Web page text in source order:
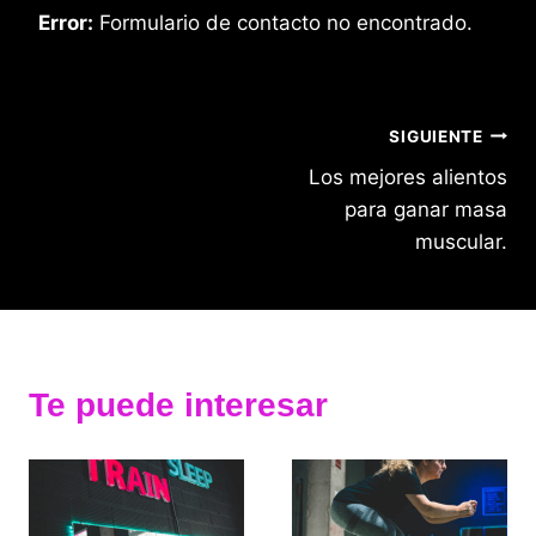
Error: Formulario de contacto no encontrado.
SIGUIENTE
Los mejores alientos
para ganar masa
muscular.
Te puede interesar